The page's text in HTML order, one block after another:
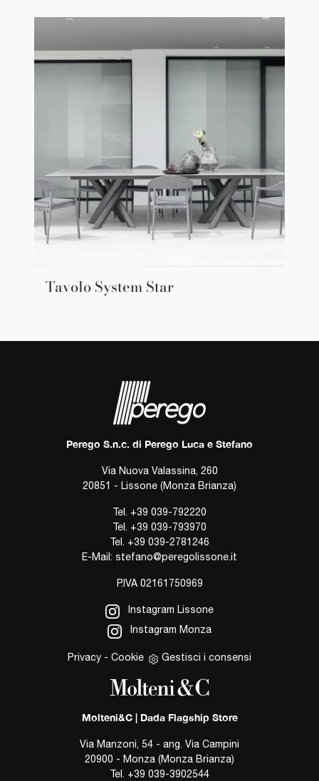
Tavolo System Star
Perego S.n.c. di Perego Luca e Stefano
Via Nuova Valassina, 260
20851 - Lissone (Monza Brianza)
Tel. +39 039-792220
Tel. +39 039-793970
Tel. +39 039-2781246
E-Mail: stefano@peregolissone.it
P.IVA 02161750969
Instagram Lissone
Instagram Monza
Privacy - Cookie Gestisci i consensi
Molteni&C | Dada Flagship Store
Via Manzoni, 54 - ang. Via Campini
20900 - Monza (Monza Brianza)
Tel. +39 039-3902544